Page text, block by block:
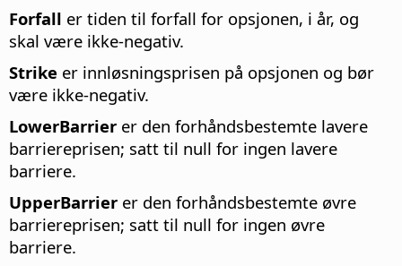
Forfall er tiden til forfall for opsjonen, i år, og
skal være ikke-negativ.
Strike er innløsningsprisen på opsjonen og bør
være ikke-negativ.
LowerBarrier er den forhåndsbestemte lavere
barriereprisen; satt til null for ingen lavere
barriere.
UpperBarrier er den forhåndsbestemte øvre
barriereprisen; satt til null for ingen øvre
barriere.